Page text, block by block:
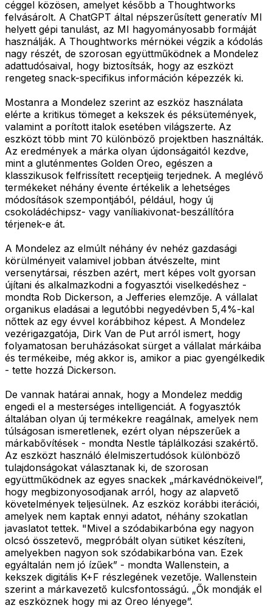
céggel közösen, amelyet később a Thoughtworks
felvásárolt. A ChatGPT által népszerűsített generatív MI
helyett gépi tanulást, az MI hagyományosabb formáját
használják. A Thoughtworks mérnökei végzik a kódolás
nagy részét, de szorosan együttműködnek a Mondelez
adattudósaival, hogy biztosítsák, hogy az eszközt
rengeteg snack-specifikus információn képezzék ki.
Mostanra a Mondelez szerint az eszköz használata
elérte a kritikus tömeget a kekszek és péksütemények,
valamint a porított italok esetében világszerte. Az
eszközt több mint 70 különböző projektben használták.
Az eredmények a márka olyan újdonságaitól kezdve,
mint a gluténmentes Golden Oreo, egészen a
klasszikusok felfrissített receptjeiig terjednek. A meglévő
termékeket néhány évente értékelik a lehetséges
módosítások szempontjából, például, hogy új
csokoládéchipsz- vagy vaníliakivonat-beszállítóra
térjenek-e át.
A Mondelez az elmúlt néhány év nehéz gazdasági
körülményeit valamivel jobban átvészelte, mint
versenytársai, részben azért, mert képes volt gyorsan
újítani és alkalmazkodni a fogyasztói viselkedéshez -
mondta Rob Dickerson, a Jefferies elemzője. A vállalat
organikus eladásai a legutóbbi negyedévben 5,4%-kal
nőttek az egy évvel korábbihoz képest. A Mondelez
vezérigazgatója, Dirk Van de Put arról ismert, hogy
folyamatosan beruházásokat sürget a vállalat márkáiba
és termékeibe, még akkor is, amikor a piac gyengélkedik
- tette hozzá Dickerson.
De vannak határai annak, hogy a Mondelez meddig
engedi el a mesterséges intelligenciát. A fogyasztók
általában olyan új termékekre reagálnak, amelyek nem
túlságosan ismeretlenek, ezért olyan népszerűek a
márkabővítések - mondta Nestle táplálkozási szakértő.
Az eszközt használó élelmiszertudósok különböző
tulajdonságokat választanak ki, de szorosan
együttműködnek az egyes snackek „márkavédnökeivel”,
hogy megbizonyosodjanak arról, hogy az alapvető
követelmények teljesülnek. Az eszköz korábbi iterációi,
amelyek nem kaptak ennyi adatot, néhány szokatlan
javaslatot tettek. "Mivel a szódabikarbóna egy nagyon
olcsó összetevő, megpróbált olyan sütiket készíteni,
amelyekben nagyon sok szódabikarbóna van. Ezek
egyáltalán nem jó ízűek” - mondta Wallenstein, a
kekszek digitális K+F részlegének vezetője. Wallenstein
szerint a márkavezető kulcsfontosságú. „Ők mondják el
az eszköznek hogy mi az Oreo lényege”.